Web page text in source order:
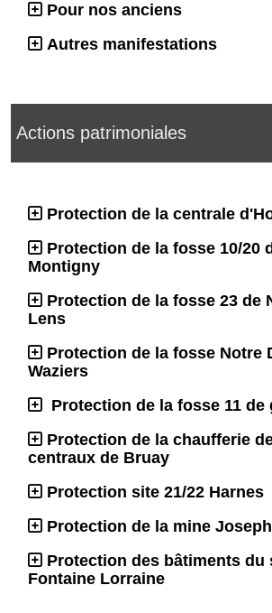
Pour nos anciens
Autres manifestations
Actions patrimoniales
Protection de la centrale
Protection de la fosse 10/20
Montigny
Protection de la fosse 23 de
Lens
Protection de la fosse Notre
Waziers
Protection de la fosse 11 de
Protection de la chaufferie
centraux de Bruay
Protection site 21/22 Harnes
Protection de la mine
Protection des bâtiments du
Fontaine Lorraine